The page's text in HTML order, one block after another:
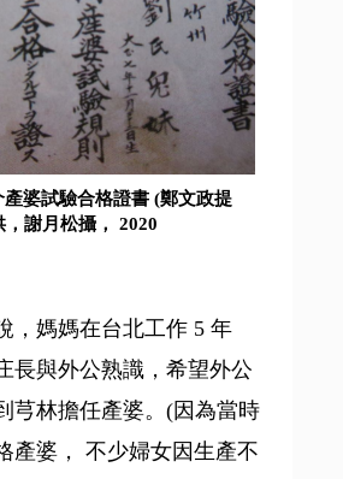
婆試驗合格證書 (鄭文政提
，謝月松攝， 2020
，媽媽在台北工作 5 年
長與外公熟識，希望外公
芎林擔任產婆。(因為當時
產婆， 不少婦女因生產不